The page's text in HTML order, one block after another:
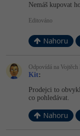
Nemáš kupovat
Editováno
Nahoru
Odpovídá na Vojtěch
Kit:
Prodejci to
co pohledávat.
Nahoru